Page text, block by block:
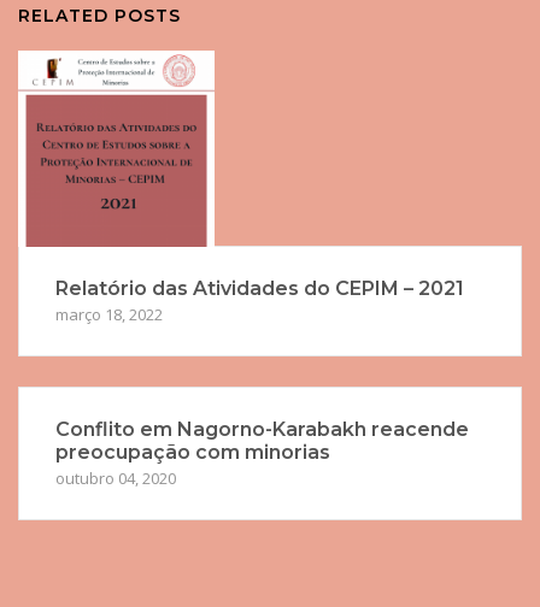
RELATED POSTS
Relatório das Atividades do CEPIM – 2021
março 18, 2022
Conflito em Nagorno-Karabakh reacende
preocupação com minorias
outubro 04, 2020